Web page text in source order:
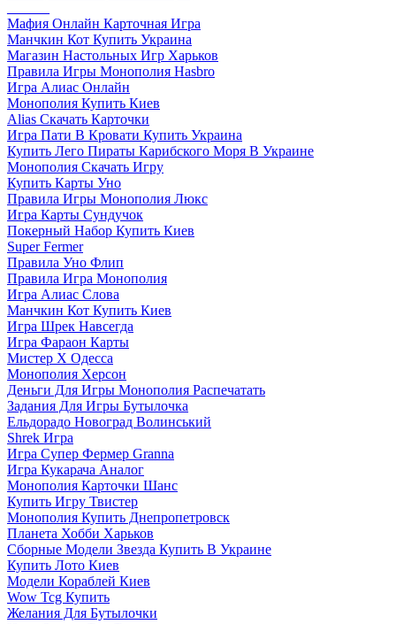
Мафия Онлайн Карточная Игра
Манчкин Кот Купить Украина
Магазин Настольных Игр Харьков
Правила Игры Монополия Hasbro
Игра Алиас Онлайн
Монополия Купить Киев
Alias Скачать Карточки
Игра Пати В Кровати Купить Украина
Купить Лего Пираты Карибского Моря В Украине
Монополия Скачать Игру
Купить Карты Уно
Правила Игры Монополия Люкс
Игра Карты Сундучок
Покерный Набор Купить Киев
Super Fermer
Правила Уно Флип
Правила Игра Монополия
Игра Алиас Слова
Манчкин Кот Купить Киев
Игра Шрек Навсегда
Игра Фараон Карты
Мистер Х Одесса
Монополия Херсон
Деньги Для Игры Монополия Распечатать
Задания Для Игры Бутылочка
Ельдорадо Новоград Волинський
Shrek Игра
Игра Супер Фермер Granna
Игра Кукарача Аналог
Монополия Карточки Шанс
Купить Игру Твистер
Монополия Купить Днепропетровск
Планета Хобби Харьков
Сборные Модели Звезда Купить В Украине
Купить Лото Киев
Модели Кораблей Киев
Wow Tcg Купить
Желания Для Бутылочки